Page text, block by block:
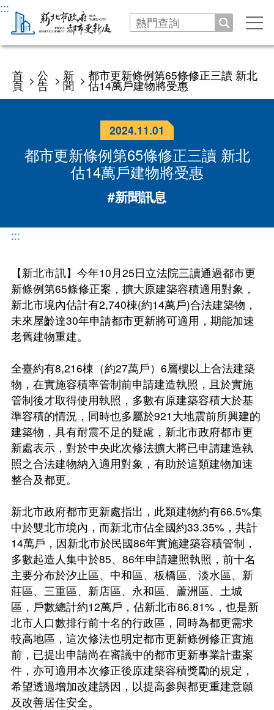
:::
搜尋
手
單
沿革發展
處長介紹
處長與民有約
業務職掌
交通指南
公告
新聞
公告
徵才
服務專區
劃定更新地區及訂定都市更新計畫
更新會籌組及立案申請
更新會籌組申請
推動都市更新補助申請
防災型都更行動方案
防災型建築加速改善要點申請
新北市加速推動都市危險建築物重建專案計畫
公辦都市更新
都市更新推動師
新北市危險建築物580專案
都更審議專區
都更審議專區
都更審查協檢機制
危老重建計畫
整建維護
整建維護諮詢表
電梯特快車方案
受理民間申請示範街道環境改善計畫
增設電梯產業優選團隊
簡易都更
法令
都更案件資訊查詢
各委員會名冊
都更中繼住宅政策
都更中繼住宅專案計畫
租賃住宅媒合服務
都更你說
新手村
施政成果
都更電子書
影像成果
都更小百科
常見問題
安全及衛生防護專區
安全及衛生防護事項執行情形
性別主流化專區
預算、決算書及相關表件
公職人員及關係人身分關係公開及查詢平臺
地震專區
0507說明會
申辦管理
首
頁 > 公
告 > 新
聞 > 都市更新條例第65條修正三讀 新北
估14萬戶建物將受惠
2024.11.01
都市更新條例第65條修正三讀 新北
估14萬戶建物將受惠
#新聞訊息
:::
【新北市訊】今年10月25日立法院三讀通過都市更
新條例第65條修正案，擴大原建築容積適用對象，
新北市境內估計有2,740棟(約14萬戶)合法建築物，
未來屋齡達30年申請都市更新將可適用，期能加速
老舊建物重建。
全臺約有8,216棟（約27萬戶）6層樓以上合法建築
物，在實施容積率管制前申請建造執照，且於實施
管制後才取得使用執照，多數有原建築容積大於基
準容積的情況，同時也多屬於921大地震前所興建的
建築物，具有耐震不足的疑慮，新北市政府都市更
新處表示，對於中央此次修法擴大將已申請建造執
照之合法建物納入適用對象，有助於這類建物加速
整合及都更。
新北市政府都市更新處指出，此類建物約有66.5%集
中於雙北市境內，而新北市佔全國約33.35%，共計
14萬戶，因新北市於民國86年實施建築容積管制，
多數起造人集中於85、86年申請建照執照，前十名
主要分布於汐止區、中和區、板橋區、淡水區、新
莊區、三重區、新店區、永和區、蘆洲區、土城
區，戶數總計約12萬戶，佔新北市86.81%，也是新
北市人口數排行前十名的行政區，同時為都更需求
較高地區，這次修法也明定都市更新條例修正實施
前，已提出申請尚在審議中的都市更新事業計畫案
件，亦可適用本次修正後原建築容積獎勵的規定，
希望透過增加改建誘因，以提高參與都更重建意願
及改善居住安全。
關
閉
窗